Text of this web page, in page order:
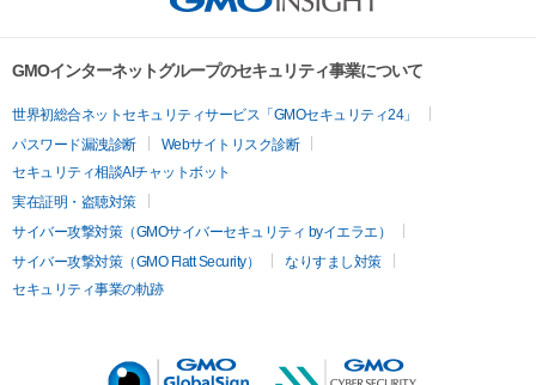
GMOインターネットグループのセキュリティ事業について
世界初総合ネットセキュリティサービス「GMOセキュリティ24」
パスワード漏洩診断
Webサイトリスク診断
セキュリティ相談AIチャットボット
実在証明・盗聴対策
サイバー攻撃対策（GMOサイバーセキュリティ byイエラエ）
サイバー攻撃対策（GMO Flatt Security）
なりすまし対策
セキュリティ事業の軌跡